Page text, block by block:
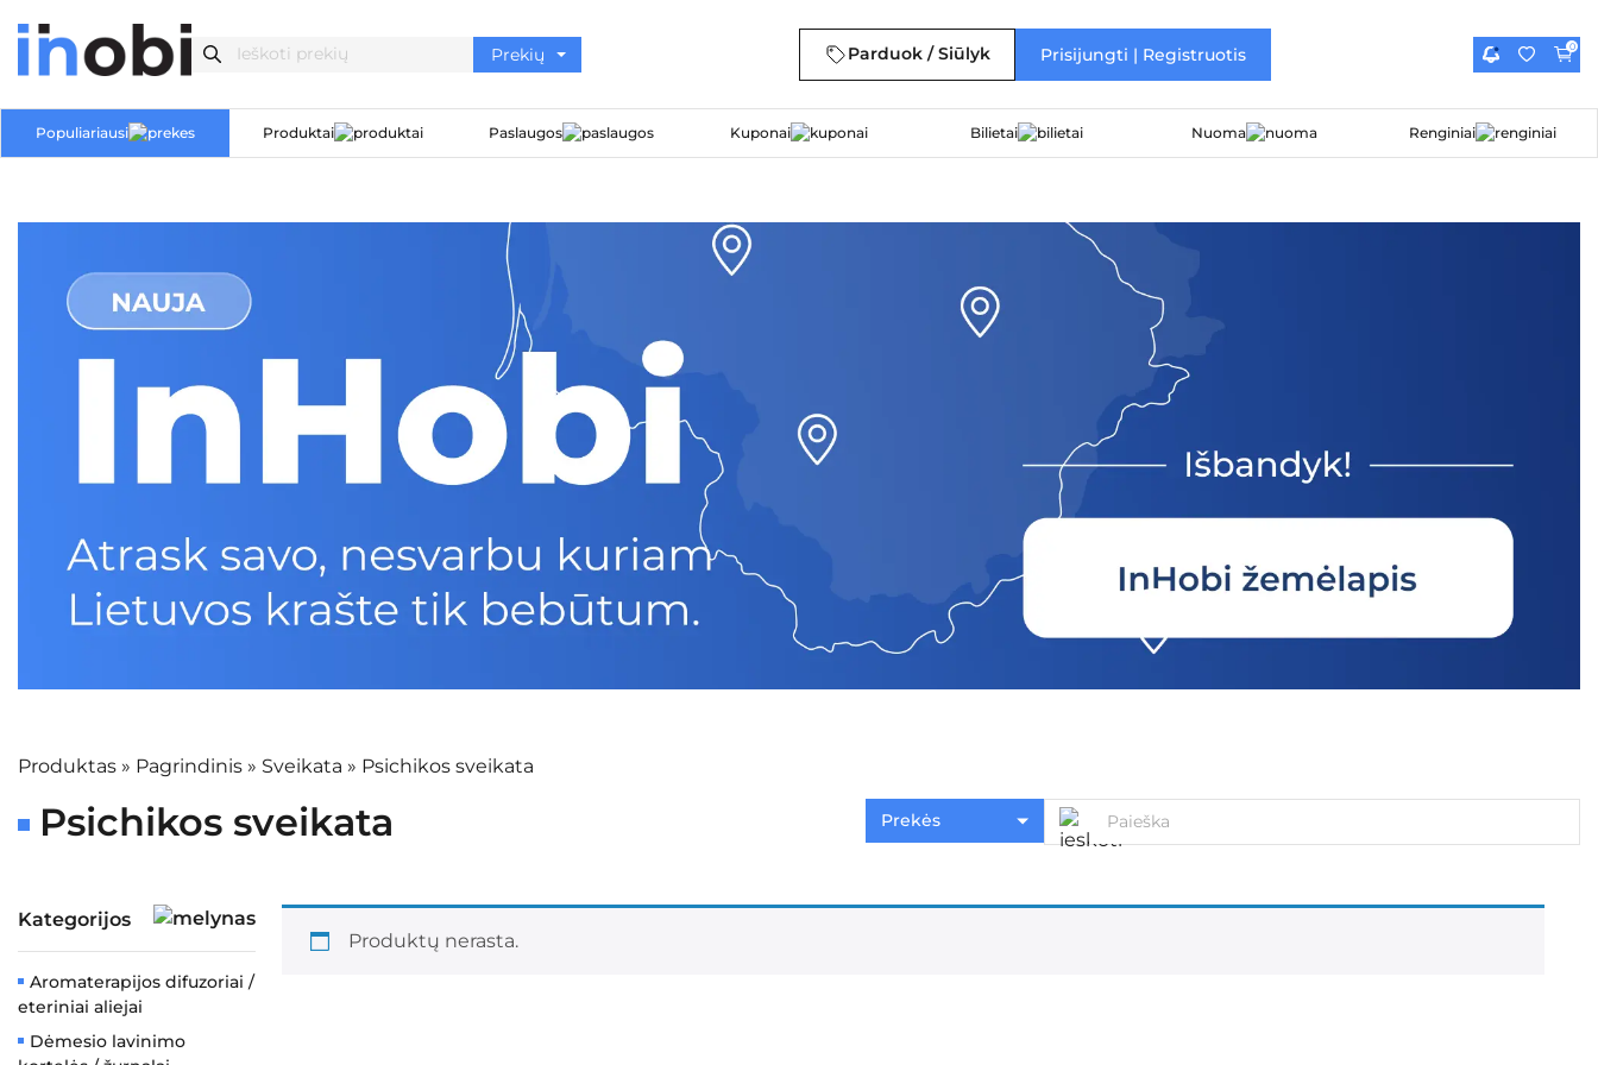
Parduok / Siūlyk Prisijungti | Registruotis 0
Populiariausi Produktai Paslaugos Kuponai Bilietai Nuoma Renginiai
Produktas » Pagrindinis » Sveikata » Psichikos sveikata
Psichikos sveikata Prekės
Kategorijos
Aromaterapijos difuzoriai /
eteriniai aliejai
Dėmesio lavinimo
Produktų nerasta.